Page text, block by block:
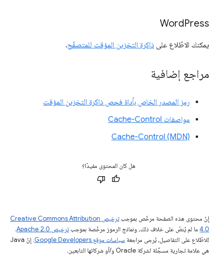
WordPress
يمكنك الاطّلاع على ذاكرة التخزين المؤقت للمتصفّح.
مراجع إضافية
رمز المصدر الخاص بأداة فحص ذاكرة التخزين المؤقت
مواصفات Cache-Control
Cache-Control (MDN)
هل كان المحتوى مفيدًا؟
إنّ محتوى هذه الصفحة مرخّص بموجب
ترخيص Creative Commons Attribution
4.0‏ ما لم يُنصّ على خلاف ذلك، ونماذج الرموز مرخّصة بموجبترخيص Apache 2.0‏
.
للاطّلاع على التفاصيل، يُرجى مراجعة سياسات موقع Google Developers‏
. إنّ Java
هي علامة تجارية مسجَّلة لشركة Oracle و/أو شركائها التابعين.